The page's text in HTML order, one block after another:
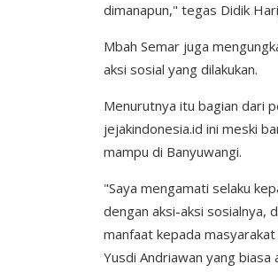
dimanapun," tegas Didik
Mbah Semar juga
aksi sosial yang dilakukan.
Menurutnya itu bagian dari
jejakindonesia.id ini meski
mampu di Banyuwangi.
"Saya mengamati selaku
dengan aksi-aksi sosialnya,
manfaat kepada
Yusdi Andriawan yang